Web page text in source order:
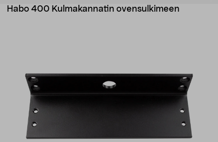
Habo 400 Kulmakannatin ovensulkimeen